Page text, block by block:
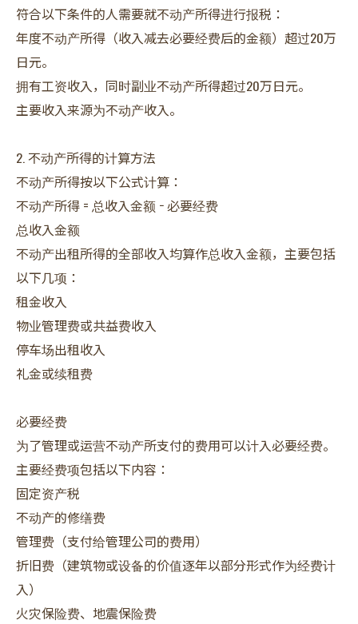
符合以下条件的人需要就不动产所得进行报税：
年度不动产所得（收入减去必要经费后的金额）超过20万
日元。
拥有工资收入，同时副业不动产所得超过20万日元。
主要收入来源为不动产收入。
2. 不动产所得的计算方法
不动产所得按以下公式计算：
不动产所得 = 总收入金额 − 必要经费
总收入金额
不动产出租所得的全部收入均算作总收入金额，主要包括
以下几项：
租金收入
物业管理费或共益费收入
停车场出租收入
礼金或续租费
必要经费
为了管理或运营不动产所支付的费用可以计入必要经费。
主要经费项包括以下内容：
固定资产税
不动产的修缮费
管理费（支付给管理公司的费用）
折旧费（建筑物或设备的价值逐年以部分形式作为经费计
入）
火灾保险费、地震保险费